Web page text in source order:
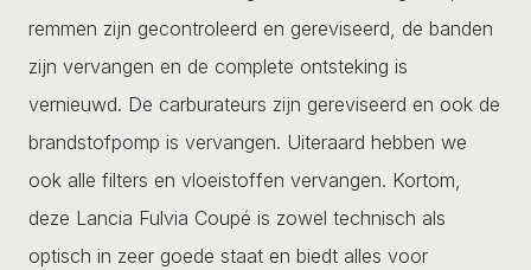
remmen zijn gecontroleerd en gereviseerd, de banden
zijn vervangen en de complete ontsteking is
vernieuwd. De carburateurs zijn gereviseerd en ook de
brandstofpomp is vervangen. Uiteraard hebben we
ook alle filters en vloeistoffen vervangen. Kortom,
deze Lancia Fulvia Coupé is zowel technisch als
optisch in zeer goede staat en biedt alles voor